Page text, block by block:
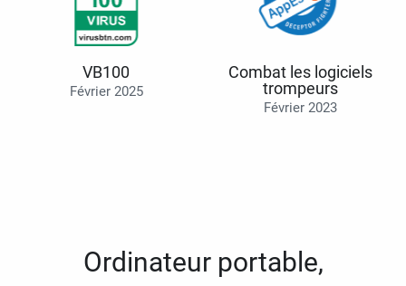
VB100
Février 2025
Combat les logiciels
trompeurs
Février 2023
Ordinateur portable,